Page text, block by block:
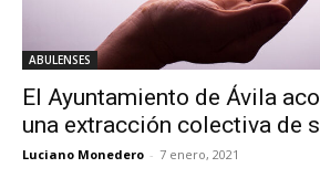
ABULENSES
El Ayuntamiento de Ávila
una extracción colectiva de
Luciano Monedero - 7 enero, 2021